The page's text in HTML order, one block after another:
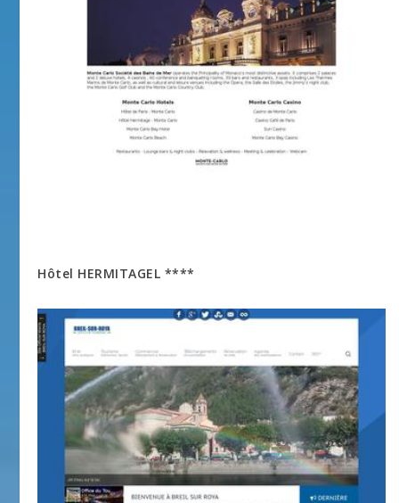
Hôtel HERMITAGEL ****